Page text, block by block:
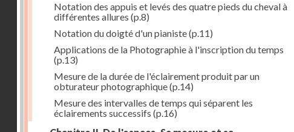
Notation des appuis et levés des quatre pieds du cheval à
différentes allures (p.8)
Notation du doigté d'un pianiste(p.11)
Applications de la Photographie à l'inscription du temps
(p.13)
Mesure de la durée de l'éclairement produit par un
obturateur photographique(p.14)
Mesure des intervalles de temps qui séparent les
éclairements successifs (p.16)